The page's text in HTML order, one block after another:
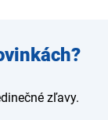
zľavy.